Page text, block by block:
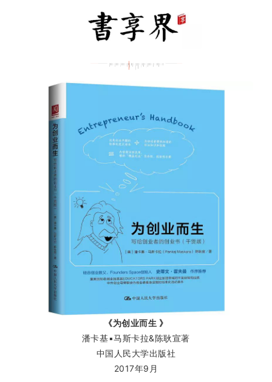
《为创业而生 》
潘卡基▪马斯卡拉&陈耿宣著
中国人民大学出版社
2017年9月